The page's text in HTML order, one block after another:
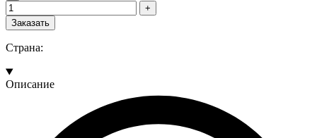
Заказать
Страна:
Описание